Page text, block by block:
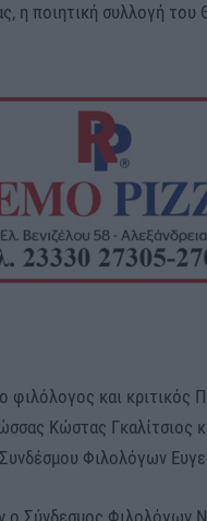
η ποιητική συλλογή
φιλόλογος και κριτικός
Κώστας Γκαλίτσιος
Φιλολόγων